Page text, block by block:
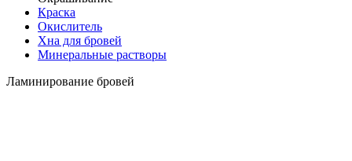
Краска
Окислитель
Хна для бровей
Минеральные растворы
Ламинирование бровей